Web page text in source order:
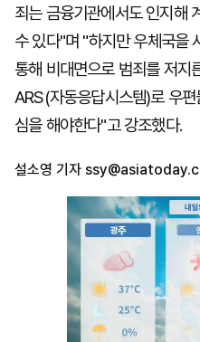
죄는 금융기관에서도 인지해
수 있다"며 "하지만 우체국을
통해 비대면으로 범죄를 저지
ARS(자동응답시스템)로 우
심을 해야한다"고 강조했다.
설소영 기자